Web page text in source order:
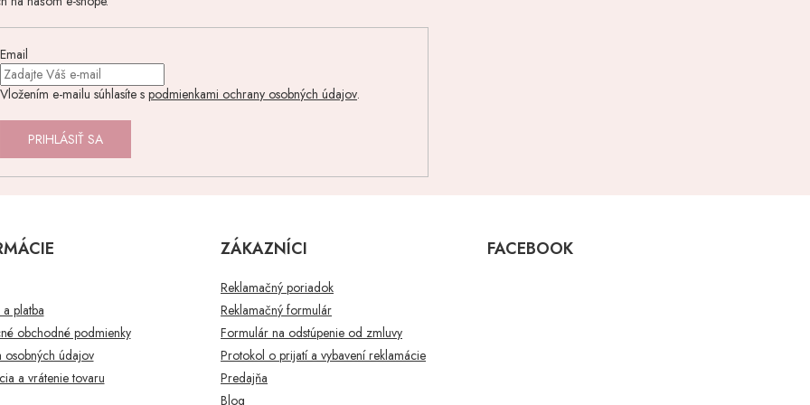
Email
Vložením e-mailu súhlasíte s podmienkami ochrany osobných údajov.
PRIHLÁSIŤ SA
platba
obchodné podmienky
osobných údajov
a vrátenie tovaru
ZÁKAZNÍCI
Reklamačný poriadok
Reklamačný formulár
Formulár na odstúpenie od zmluvy
Protokol o prijatí a vybavení reklamácie
Predajňa
Blog
FACEBOOK